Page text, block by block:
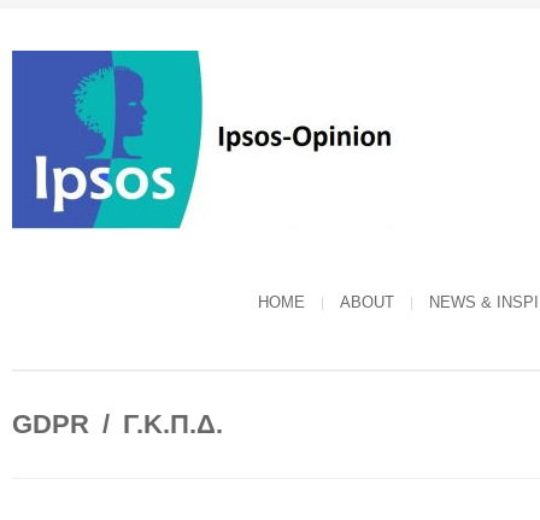
HOME ABOUT NEWS &
GDPR / Γ.Κ.Π.Δ.